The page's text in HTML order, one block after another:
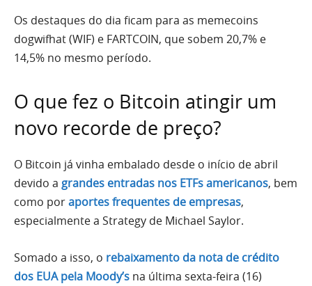
Os destaques do dia ficam para as memecoins
dogwifhat (WIF) e FARTCOIN, que sobem 20,7% e
14,5% no mesmo período.
O que fez o Bitcoin atingir um
novo recorde de preço?
O Bitcoin já vinha embalado desde o início de abril
devido a grandes entradas nos ETFs americanos, bem
como poraportes frequentes de empresas,
especialmente a Strategy de Michael Saylor.
Somado a isso, o rebaixamento da nota de crédito
dos EUA pela Moody’s na última sexta-feira (16)